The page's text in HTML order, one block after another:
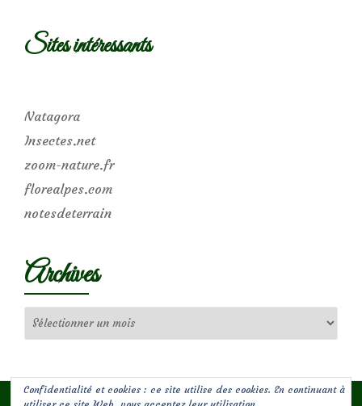
Sites intéressants
Natagora
Insectes.net
zoom-nature.fr
florealpes.com
notesdeterrain
Archives
Confidentialité et cookies : ce site utilise des cookies. En continuant à